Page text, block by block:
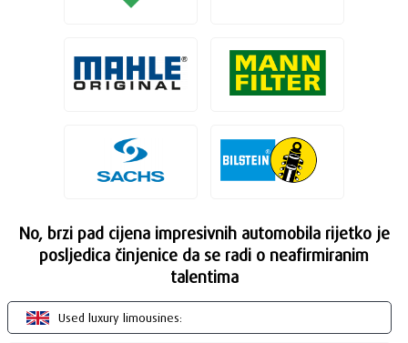
No, brzi pad cijena impresivnih automobila rijetko je
posljedica činjenice da se radi o neafirmiranim
talentima
Used luxury limousines: